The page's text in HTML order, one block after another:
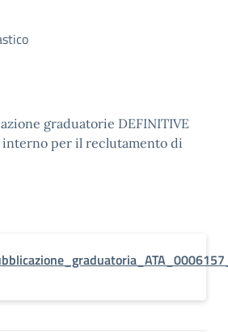
graduatorie DEFINITIVE
interno per il reclutamento di